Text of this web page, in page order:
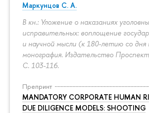
Маркунцов С. А.
В кн.: Уложение о наказаниях
исправительных: воплощение
и научной мысли (к 180-летию со дня
монография. Издательство
С. 103-116.
Препринт
MANDATORY CORPORATE HUMAN
DUE DILIGENCE MODELS: SHOOTING